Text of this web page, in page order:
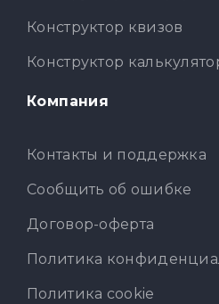
Конструктор квизов
Конструктор
Компания
Контакты и поддержка
Сообщить об ошибке
Договор-оферта
Политика
Политика cookie